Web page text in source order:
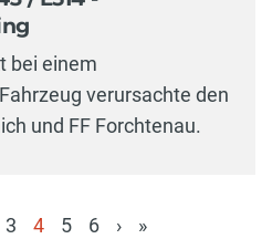
bei einem
verursachte den
und FF Forchtenau.
3
4
5 6 › »